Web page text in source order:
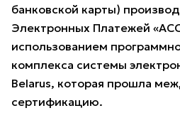
банковской карты)
Электронных Платежей
использованием
комплекса системы
Belarus, которая прошла
сертификацию.